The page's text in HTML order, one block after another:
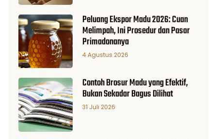
Peluang Ekspor Madu 2026: Cuan
Melimpah, Ini Prosedur dan Pasar
Primadonanya
4 Agustus 2026
Contoh Brosur Madu yang Efektif,
Bukan Sekadar Bagus Dilihat
31 Juli 2026